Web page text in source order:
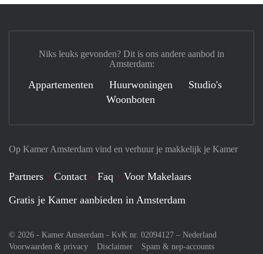
Op Kamer Amsterdam vind en verhuur je makkelijk je Kamer
Partners Contact Faq
Voor Makelaars
Gratis je Kamer aanbieden in Amsterdam
© 2026 - Kamer Amsterdam - KvK nr. 02094127 – Nederland
Voorwaarden & privacy
Disclaimer Spam & nep-accounts
Niks leuks gevonden? Dit is ons andere aanbod in
Amsterdam:
Appartementen Huurwoningen
Studio's
Woonboten